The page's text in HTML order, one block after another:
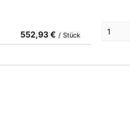
552,93 € / Stück